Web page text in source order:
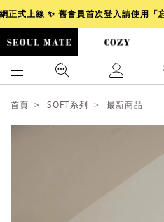
正式上線 ✨ 舊會員首次登入請使用
首頁 SOFT系列 最新商品